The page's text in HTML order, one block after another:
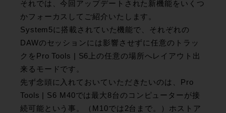
それでは、今回アップデートされた新機能をいくつ
かフォーカスしてご紹介いたします。
System5に搭載されていた機能で、それぞれの
DAWのセッションには影響させずに任意のトラッ
クをPro Tools | S6上の任意の場所へレイアウト出
来るモードです。
先ず念頭に入れておいていただきたいのは、Pro
Tools | S6 M40では最大8台のコンピューターが接
続可能という事。（M10では2台まで。）ホストア